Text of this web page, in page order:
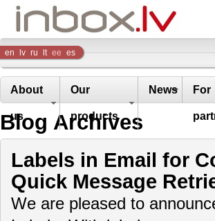
Inbox
Company
en lv ru lt ee es
About
us
Our
products
News For
Blog Archives
Labels in Email for
Quick Message
We are pleased to